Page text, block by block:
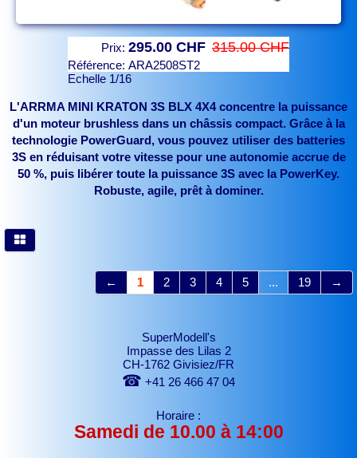
Prix: 295.00 CHF 315.00 CHF
Référence: ARA2508ST2
Echelle 1/16
L'ARRMA MINI KRATON 3S BLX 4X4 concentre la puissance
d'un moteur brushless dans un châssis compact. Grâce à la
technologie PowerGuard, vous pouvez utiliser des batteries
3S en réduisant votre vitesse pour une autonomie accrue de
50 %, puis libérer toute la puissance 3S avec la PowerKey.
Robuste, agile, prêt à dominer.
← 1 2 3 4 5 ... 19 →
SuperModell's
Impasse des Lilas 2
CH-1762 Givisiez/FR
☎ +41 26 466 47 04
Horaire :
Samedi de 10.00 à 14:00